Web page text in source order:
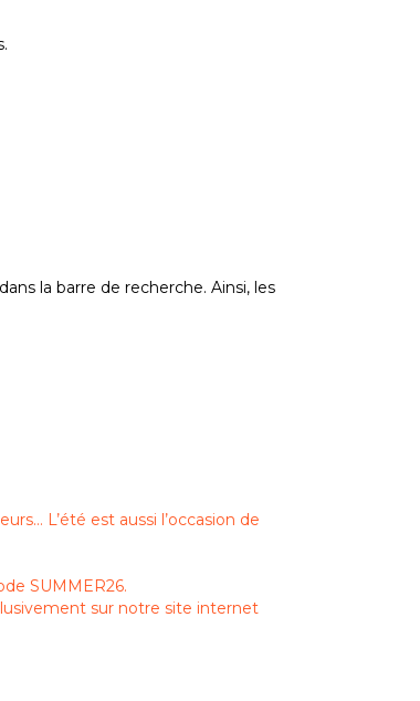
la barre de recherche. Ainsi, les
L’été est aussi l’occasion de
SUMMER26.
sur notre site internet